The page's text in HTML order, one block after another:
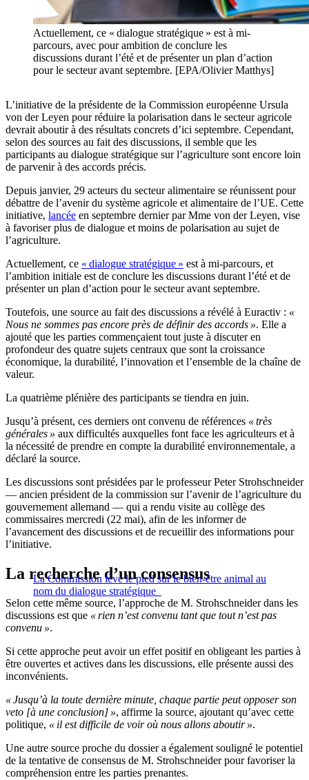
Actuellement, ce « dialogue stratégique » est à mi-
parcours, avec pour ambition de conclure les
discussions durant l’été et de présenter un plan d’action
pour le secteur avant septembre. [EPA/Olivier Matthys]
L’initiative de la présidente de la Commission européenne Ursula
von der Leyen pour réduire la polarisation dans le secteur agricole
devrait aboutir à des résultats concrets d’ici septembre. Cependant,
selon des sources au fait des discussions, il semble que les
participants au dialogue stratégique sur l’agriculture sont encore loin
de parvenir à des accords précis.
Depuis janvier, 29 acteurs du secteur alimentaire se réunissent pour
débattre de l’avenir du système agricole et alimentaire de l’UE. Cette
initiative, lancée en septembre dernier par Mme von der Leyen, vise
à favoriser plus de dialogue et moins de polarisation au sujet de
l’agriculture.
Actuellement, ce « dialogue stratégique » est à mi-parcours, et
l’ambition initiale est de conclure les discussions durant l’été et de
présenter un plan d’action pour le secteur avant septembre.
Toutefois, une source au fait des discussions a révélé à Euractiv : «
Nous ne sommes pas encore près de définir des accords ». Elle a
ajouté que les parties commençaient tout juste à discuter en
profondeur des quatre sujets centraux que sont la croissance
économique, la durabilité, l’innovation et l’ensemble de la chaîne de
valeur.
La quatrième plénière des participants se tiendra en juin.
Jusqu’à présent, ces derniers ont convenu de références « très
générales » aux difficultés auxquelles font face les agriculteurs et à
la nécessité de prendre en compte la durabilité environnementale, a
déclaré la source.
Les discussions sont présidées par le professeur Peter Strohschneider
— ancien président de la commission sur l’avenir de l’agriculture du
gouvernement allemand — qui a rendu visite au collège des
commissaires mercredi (22 mai), afin de les informer de
l’avancement des discussions et de recueillir des informations pour
l’initiative.
La Commission lève le pied sur le bien-être animal au
nom du dialogue stratégique
La recherche d’un consensus
Selon cette même source, l’approche de M. Strohschneider dans les
discussions est que « rien n’est convenu tant que tout n’est pas
convenu ».
Si cette approche peut avoir un effet positif en obligeant les parties à
être ouvertes et actives dans les discussions, elle présente aussi des
inconvénients.
« Jusqu’à la toute dernière minute, chaque partie peut opposer son
veto [à une conclusion] », affirme la source, ajoutant qu’avec cette
politique, « il est difficile de voir où nous allons aboutir ».
Une autre source proche du dossier a également souligné le potentiel
de la tentative de consensus de M. Strohschneider pour favoriser la
compréhension entre les parties prenantes.